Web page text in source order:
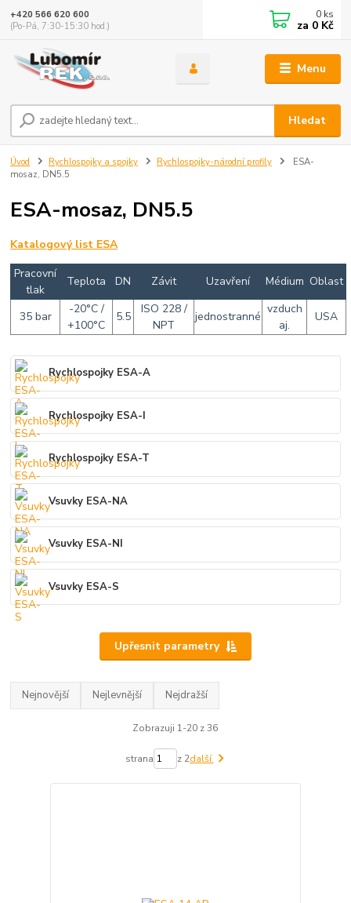
Menu
Hledat
+420 566 620 600
(Po-Pá, 7:30-15:30 hod.)
0 ks
za 0 Kč
Úvod Rychlospojky a spojky Rychlospojky-národní profily
ESA-
mosaz, DN5.5
ESA-mosaz, DN5.5
Katalogový list ESA
Pracovní
tlak
Teplota DN Závit Uzavření Médium Oblast
35 bar
-20°C /
+100°C
5.5
ISO 228 /
NPT
jednostranné
vzduch
aj.
USA
Rychlospojky ESA-A
Rychlospojky ESA-I
Rychlospojky ESA-T
Vsuvky ESA-NA
Vsuvky ESA-NI
Vsuvky ESA-S
Upřesnit parametry
Nejnovější Nejlevnější Nejdražší
Zobrazuji 1-20 z 36
strana z 2další